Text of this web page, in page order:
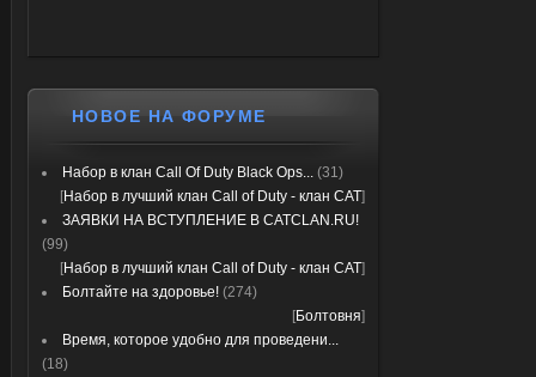
НОВОЕ НА ФОРУМЕ
Набор в клан Call Of Duty Black Ops... (31)
[Набор в лучший клан Call of Duty - клан CAT]
ЗАЯВКИ НА ВСТУПЛЕНИЕ В CATCLAN.RU!
(99)
[Набор в лучший клан Call of Duty - клан CAT]
Болтайте на здоровье! (274)
[Болтовня]
Время, которое удобно для проведени...
(18)